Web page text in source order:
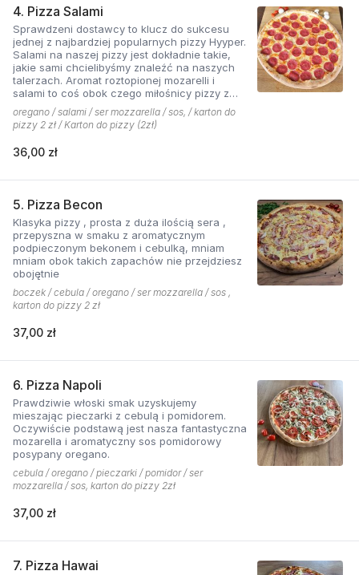
4. Pizza Salami
Sprawdzeni dostawcy to klucz do sukcesu
jednej z najbardziej popularnych pizzy Hyyper.
Salami na naszej pizzy jest dokładnie takie,
jakie sami chcielibyśmy znaleźć na naszych
talerzach. Aromat roztopionej mozarelli i
salami to coś obok czego miłośnicy pizzy z
mięsem nie przejdą obojętnie!
oregano / salami / ser mozzarella / sos, / karton do
pizzy 2 zł / Karton do pizzy (2zł)
36,00 zł
5. Pizza Becon
Klasyka pizzy , prosta z duża ilością sera ,
przepyszna w smaku z aromatycznym
podpieczonym bekonem i cebulką, mniam
mniam obok takich zapachów nie przejdziesz
obojętnie
boczek / cebula / oregano / ser mozzarella / sos ,
karton do pizzy 2 zł
37,00 zł
6. Pizza Napoli
Prawdziwie włoski smak uzyskujemy
mieszając pieczarki z cebulą i pomidorem.
Oczywiście podstawą jest nasza fantastyczna
mozarella i aromatyczny sos pomidorowy
posypany oregano.
cebula / oregano / pieczarki / pomidor / ser
mozzarella / sos, karton do pizzy 2zł
37,00 zł
7. Pizza Hawai